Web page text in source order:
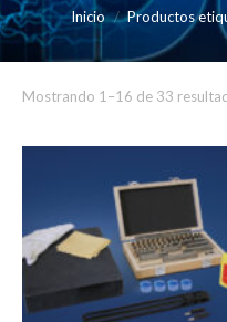
Inicio Productos
Mostrando 1–16 de 33